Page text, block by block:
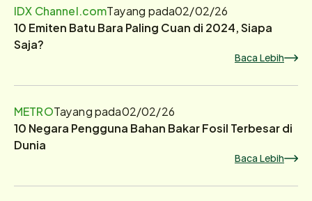
IDX Channel.comTayang pada02/02/26
10 Emiten Batu Bara Paling Cuan di 2024, Siapa
Saja?
Baca Lebih
METROTayang pada02/02/26
10 Negara Pengguna Bahan Bakar Fosil Terbesar di
Dunia
Baca Lebih